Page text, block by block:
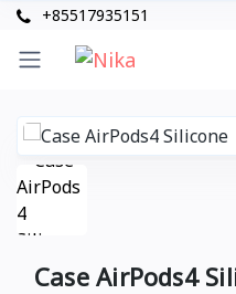
+85517935151
Case AirPods4